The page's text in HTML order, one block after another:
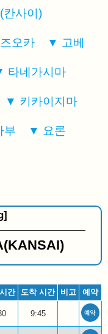
칸사이)
오카 고베
타네가시마
키카이지마
부 요론
간 도착 시간 비고 예약
9:45